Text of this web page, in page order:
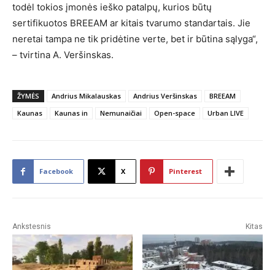
todėl tokios įmonės ieško patalpų, kurios būtų
sertifikuotos BREEAM ar kitais tvarumo standartais. Jie
neretai tampa ne tik pridėtine verte, bet ir būtina sąlyga“,
– tvirtina A. Veršinskas.
ŽYMĖS Andrius Mikalauskas Andrius Veršinskas
BREEAM
Kaunas
Kaunas in Nemunaičiai Open-space Urban LIVE
Facebook X Pinterest
Ankstesnis Kitas